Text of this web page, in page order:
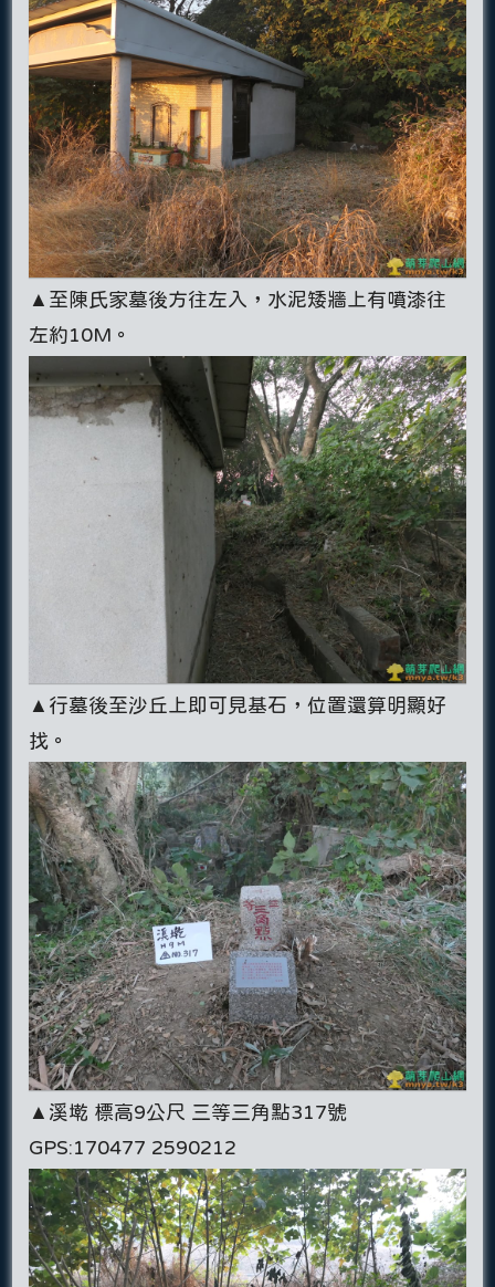
▲至陳氏家墓後方往左入，水泥矮牆上有噴漆往
左約10M。
▲行墓後至沙丘上即可見基石，位置還算明顯好
找。
▲溪墘 標高9公尺 三等三角點317號
GPS:170477 2590212